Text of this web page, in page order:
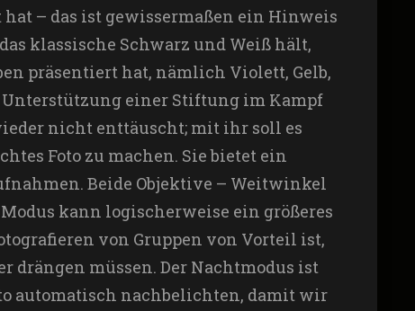
– das ist gewissermaßen ein Hinweis
klassische Schwarz und Weiß hält,
präsentiert hat, nämlich Violett, Gelb,
Unterstützung einer Stiftung im Kampf
nicht enttäuscht; mit ihr soll es
Foto zu machen. Sie bietet ein
Beide Objektive – Weitwinkel
kann logischerweise ein größeres
von Gruppen von Vorteil ist,
drängen müssen. Der Nachtmodus ist
automatisch nachbelichten, damit wir